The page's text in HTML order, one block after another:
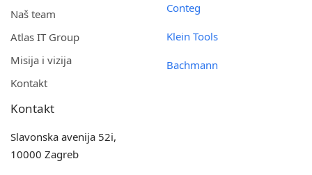
Naš team
Atlas IT Group
Misija i vizija
Kontakt
Conteg
Klein Tools
Bachmann
Kontakt
Slavonska avenija 52i,
10000 Zagreb